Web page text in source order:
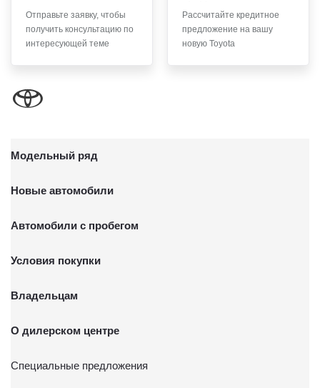
Отправьте заявку, чтобы
получить консультацию по
интересующей теме
Рассчитайте кредитное
предложение на вашу
новую Toyota
Модельный ряд
Новые автомобили
Автомобили с пробегом
Условия покупки
Владельцам
О дилерском центре
Специальные предложения